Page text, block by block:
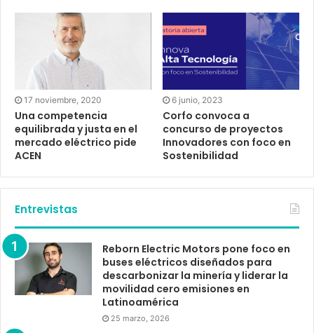
17 noviembre, 2020
Una competencia
equilibrada y justa en el
mercado eléctrico pide
ACEN
6 junio, 2023
Corfo convoca a
concurso de proyectos
Innovadores con foco en
Sostenibilidad
Entrevistas
Reborn Electric Motors pone foco en
buses eléctricos diseñados para
descarbonizar la minería y liderar la
movilidad cero emisiones en
Latinoamérica
25 marzo, 2026